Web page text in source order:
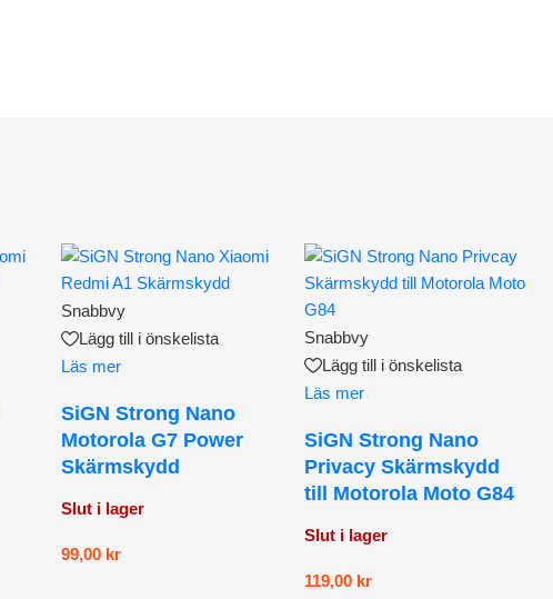
Snabbvy
Lägg till i önskelista
Läs mer
SiGN Strong Nano
Motorola G7 Power
Skärmskydd
Slut i lager
99,00 kr
Snabbvy
Lägg till i önskelista
Läs mer
SiGN Strong Nano
Privacy Skärmskydd
till Motorola Moto G84
Slut i lager
119,00 kr